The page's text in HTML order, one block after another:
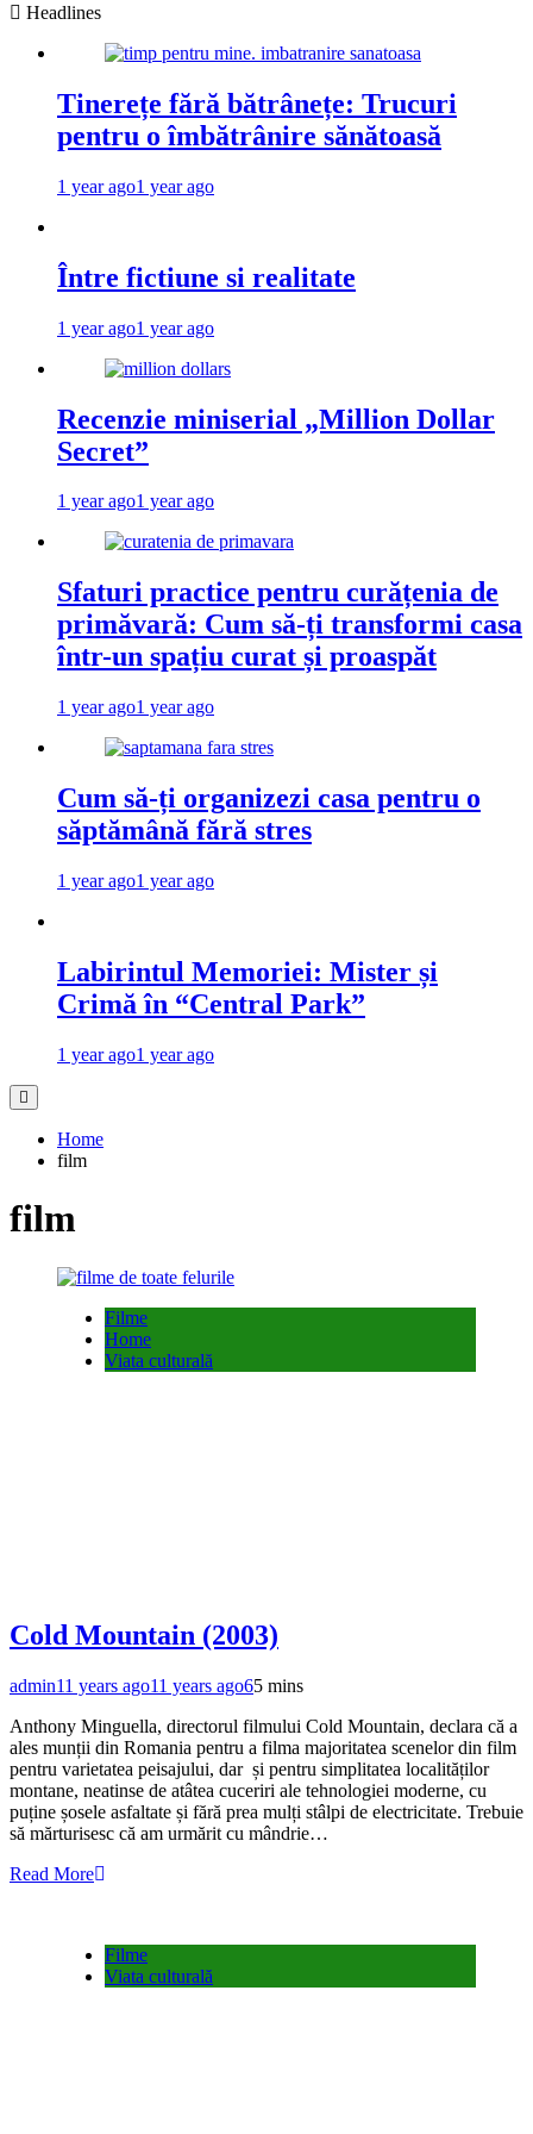
Headlines
Tinerețe fără bătrânețe: Trucuri
pentru o îmbătrânire sănătoasă
1 year ago1 year ago
Între fictiune si realitate
1 year ago1 year ago
Recenzie miniserial „Million Dollar
Secret”
1 year ago1 year ago
Sfaturi practice pentru curățenia de
primăvară: Cum să-ți transformi casa
într-un spațiu curat și proaspăt
1 year ago1 year ago
Cum să-ți organizezi casa pentru o
săptămână fără stres
1 year ago1 year ago
Labirintul Memoriei: Mister și
Crimă în “Central Park”
1 year ago1 year ago
Home
film
film
Filme
Home
Viata culturală
Cold Mountain (2003)
admin11 years ago11 years ago65 mins
Anthony Minguella, directorul filmului Cold Mountain, declara că a
ales munții din Romania pentru a filma majoritatea scenelor din film
pentru varietatea peisajului, dar și pentru simplitatea localităților
montane, neatinse de atâtea cuceriri ale tehnologiei moderne, cu
puține șosele asfaltate și fără prea mulți stâlpi de electricitate. Trebuie
să mărturisesc că am urmărit cu mândrie…
Read More
Filme
Viata culturală